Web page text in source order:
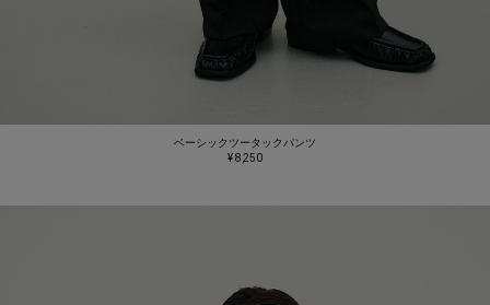
ベーシックツータックパンツ
¥ 8,250